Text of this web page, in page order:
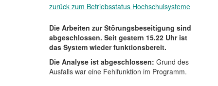
zurück zum Betriebsstatus Hochschulsysteme
Die Arbeiten zur Störungsbeseitigung sind
abgeschlossen. Seit gestern 15.22 Uhr ist
das System wieder funktionsbereit.
Die Analyse ist abgeschlossen: Grund des
Ausfalls war eine Fehlfunktion im Programm.